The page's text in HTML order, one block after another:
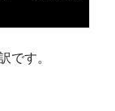
です。